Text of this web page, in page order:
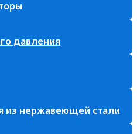
давления
из нержавеющей стали